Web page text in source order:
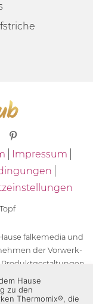
Impressum
falkemedia und
der Vorwerk-
der Unternehmen
die Zeichen TM5®,
Hause
zu den
Thermomix®, die